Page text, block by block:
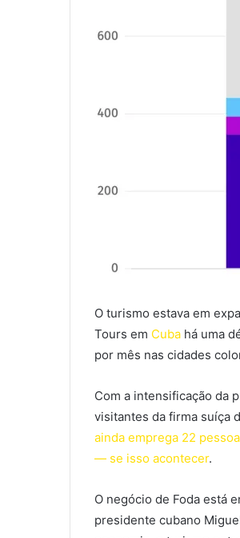
O turismo estava em
Tours em Cuba há uma
por mês nas cidades
Com a intensificação da
visitantes da firma suíça
ainda emprega 22
— se isso acontecer.
O negócio de Foda está
presidente cubano